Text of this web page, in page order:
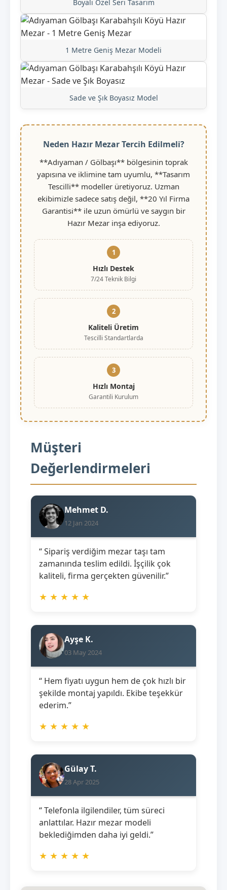
Boyalı Özel Seri Tasarım
1 Metre Geniş Mezar Modeli
Sade ve Şık Boyasız Model
Neden Hazır Mezar Tercih Edilmeli?
**Adıyaman / Gölbaşı** bölgesinin toprak
yapısına ve iklimine tam uyumlu, **Tasarım
Tescilli** modeller üretiyoruz. Uzman
ekibimizle sadece satış değil, **20 Yıl Firma
Garantisi** ile uzun ömürlü ve saygın bir
Hazır Mezar inşa ediyoruz.
1
Hızlı Destek
7/24 Teknik Bilgi
2
Kaliteli Üretim
Tescilli Standartlarda
3
Hızlı Montaj
Garantili Kurulum
Müşteri
Değerlendirmeleri
Mehmet D.
12 Jan 2024
“ Sipariş verdiğim mezar taşı tam
zamanında teslim edildi. İşçilik çok
kaliteli, firma gerçekten güvenilir.”
★ ★ ★ ★ ★
Ayşe K.
03 May 2024
“ Hem fiyatı uygun hem de çok hızlı bir
şekilde montaj yapıldı. Ekibe teşekkür
ederim.”
★ ★ ★ ★ ★
Gülay T.
28 Apr 2025
“ Telefonla ilgilendiler, tüm süreci
anlattılar. Hazır mezar modeli
beklediğimden daha iyi geldi.”
★ ★ ★ ★ ★